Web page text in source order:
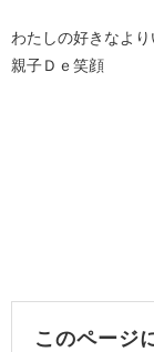
わたしの好きなより
親子Ｄｅ笑顔
このページ